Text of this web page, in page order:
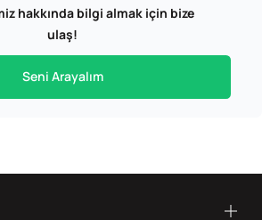
hakkında bilgi almak için bize
ulaş!
Seni Arayalım